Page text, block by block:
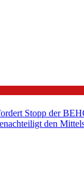
Stopp der
den